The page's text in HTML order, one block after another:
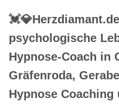
psychologische
Hypnose-Coach in
Gräfenroda,
Hypnose Coaching